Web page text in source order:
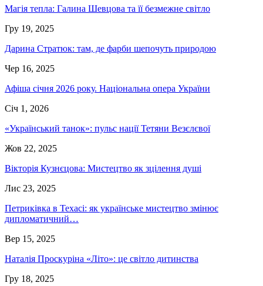
Магія тепла: Галина Шевцова та її безмежне світло
Гру 19, 2025
Дарина Стратюк: там, де фарби шепочуть природою
Чер 16, 2025
Афіша січня 2026 року. Національна опера України
Січ 1, 2026
«Український танок»: пульс нації Тетяни Везєлєвої
Жов 22, 2025
Вікторія Кузнєцова: Мистецтво як зцілення душі
Лис 23, 2025
Петриківка в Техасі: як українське мистецтво змінює
дипломатичний…
Вер 15, 2025
Наталія Проскуріна «Літо»: це світло дитинства
Гру 18, 2025